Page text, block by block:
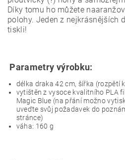
Díky tomu ho můžete
polohy. Jeden z nejkrásnějších
tiskli!
Parametry výrobku:
délka draka 42 cm, šířka (rozpětí
vytištěn z vysoce kvalitního PLA
Magic Blue (na přání možno
uveďte svůj požadavek do
stránce)
váha: 160 g